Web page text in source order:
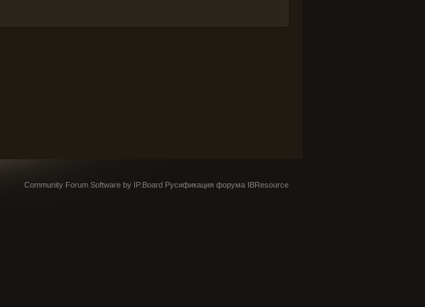
Community Forum Software by IP.Board Русификация форума IBResource